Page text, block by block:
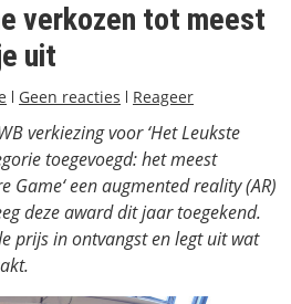
verkozen tot meest
uit
Geen reacties Reageer
verkiezing voor ‘Het Leukste
toegevoegd: het meest
Game‘ een augmented reality (AR)
deze award dit jaar toegekend.
prijs in ontvangst en legt uit wat